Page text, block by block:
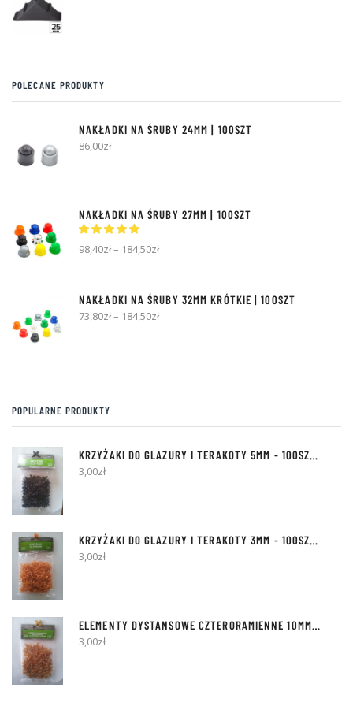
POLECANE PRODUKTY
NAKŁADKI NA ŚRUBY 24MM | 100SZT
86,00zł
NAKŁADKI NA ŚRUBY 27MM | 100SZT
98,40zł– 184,50zł
NAKŁADKI NA ŚRUBY 32MM KRÓTKIE | 100SZT
73,80zł– 184,50zł
POPULARNE PRODUKTY
KRZYŻAKI DO GLAZURY I TERAKOTY5MM - 100SZT [Z BOLCEM]
3,00zł
KRZYŻAKI DO GLAZURY I TERAKOTY3MM - 100SZT [Z KÓŁKIEM]
3,00zł
ELEMENTY DYSTANSOWE CZTERORAMIENNE 10MM
3,00zł